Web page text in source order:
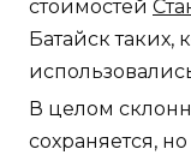
стоимостей
Батайск таких,
В целом
сохраняется,